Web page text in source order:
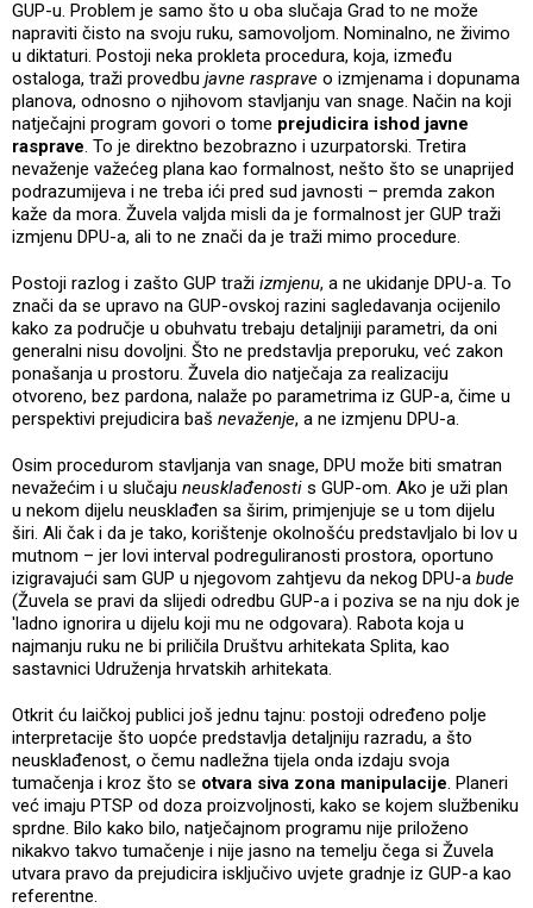
GUP-u. Problem je samo što u oba slučaja Grad to ne može
napraviti čisto na svoju ruku, samovoljom. Nominalno, ne živimo
u diktaturi. Postoji neka prokleta procedura, koja, između
ostaloga, traži provedbu javne rasprave o izmjenama i dopunama
planova, odnosno o njihovom stavljanju van snage. Način na koji
natječajni program govori o tome prejudicira ishod javne
rasprave . To je direktno bezobrazno i uzurpatorski. Tretira
nevaženje važećeg plana kao formalnost, nešto što se unaprijed
podrazumijeva i ne treba ići pred sud javnosti – premda zakon
kaže da mora. Žuvela valjda misli da je formalnost jer GUP traži
izmjenu DPU-a, ali to ne znači da je traži mimo procedure.
Postoji razlog i zašto GUP traži izmjenu, a ne ukidanje DPU-a. To
znači da se upravo na GUP-ovskoj razini sagledavanja ocijenilo
kako za područje u obuhvatu trebaju detaljniji parametri, da oni
generalni nisu dovoljni. Što ne predstavlja preporuku, već zakon
ponašanja u prostoru. Žuvela dio natječaja za realizaciju
otvoreno, bez pardona, nalaže po parametrima iz GUP-a, čime u
perspektivi prejudicira baš nevaženje, a ne izmjenu DPU-a.
Osim procedurom stavljanja van snage, DPU može biti smatran
nevažećim i u slučaju neusklađenosti s GUP-om. Ako je uži plan
u nekom dijelu neusklađen sa širim, primjenjuje se u tom dijelu
širi. Ali čak i da je tako, korištenje okolnošću predstavljalo bi lov u
mutnom – jer lovi interval podreguliranosti prostora, oportuno
izigravajući sam GUP u njegovom zahtjevu da nekog DPU-a bude
(Žuvela se pravi da slijedi odredbu GUP-a i poziva se na nju dok je
'ladno ignorira u dijelu koji mu ne odgovara). Rabota koja u
najmanju ruku ne bi priličila Društvu arhitekata Splita, kao
sastavnici Udruženja hrvatskih arhitekata.
Otkrit ću laičkoj publici još jednu tajnu: postoji određeno polje
interpretacije što uopće predstavlja detaljniju razradu, a što
neusklađenost, o čemu nadležna tijela onda izdaju svoja
tumačenja i kroz što se otvara siva zona manipulacije . Planeri
već imaju PTSP od doza proizvoljnosti, kako se kojem službeniku
sprdne. Bilo kako bilo, natječajnom programu nije priloženo
nikakvo takvo tumačenje i nije jasno na temelju čega si Žuvela
utvara pravo da prejudicira isključivo uvjete gradnje iz GUP-a kao
referentne.